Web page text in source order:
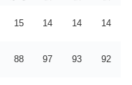
15 14 14 14
88 97 93 92